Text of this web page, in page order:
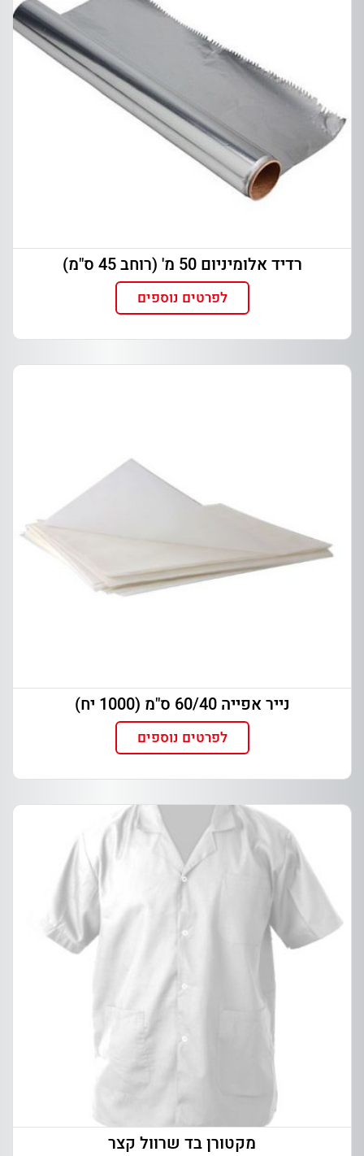
רדיד אלומיניום 50 מ' (רוחב 45 ס"מ)
לפרטים נוספים
נייר אפייה 60/40 ס"מ (1000 יח)
לפרטים נוספים
מקטורן בד שרוול קצר